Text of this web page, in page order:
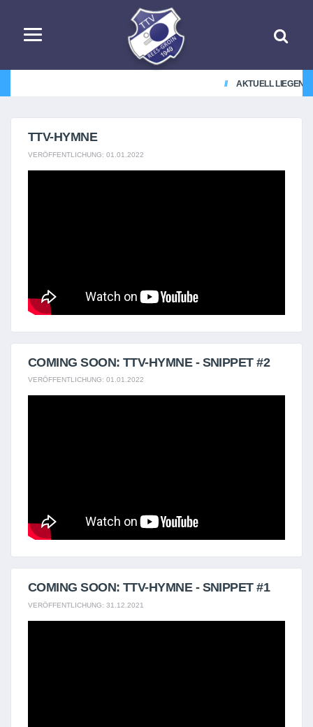
AKTUELL LIEGEN
TTV-HYMNE
VERÖFFENTLICHUNG: 01.01.2022
COMING SOON: TTV-HYMNE - SNIPPET #2
VERÖFFENTLICHUNG: 01.01.2022
COMING SOON: TTV-HYMNE - SNIPPET #1
VERÖFFENTLICHUNG: 31.12.2021